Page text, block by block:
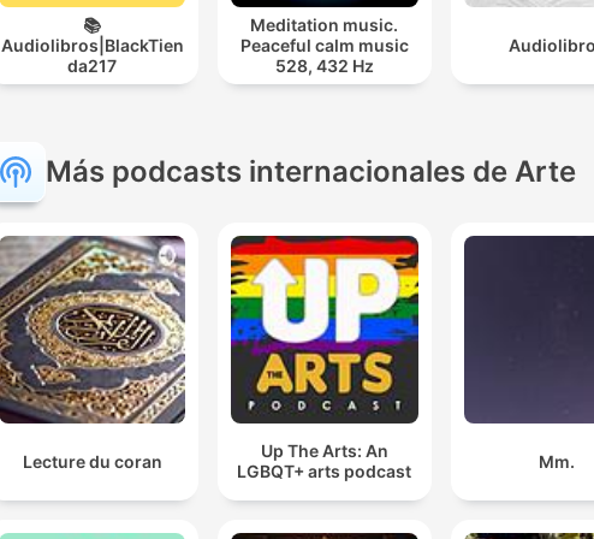
📚
Audiolibros|BlackTien
da217
Meditation music.
Peaceful calm music
528, 432 Hz
Más podcasts internacionales de Arte
Lecture du coran
Up The Arts: An
LGBQT+ arts podcast
Mm.